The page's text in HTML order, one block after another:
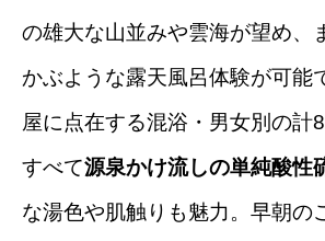
の雄大な山並みや雲海が望め、
かぶような露天風呂体験が可能
屋に点在する混浴・男女別の計8
すべて源泉かけ流しの単純酸性
な湯色や肌触りも魅力。早朝の